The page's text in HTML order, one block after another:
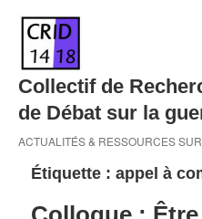
content
Collectif de
de Débat sur la
ACTUALITÉS & RESSOURCES
Étiquette :appel à